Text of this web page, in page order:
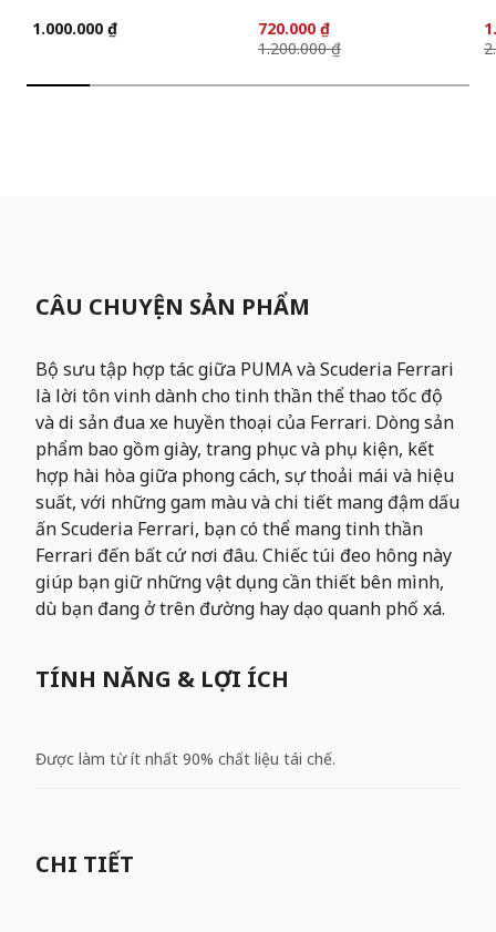
1.000.000 ₫
720.000 ₫
1.200.000 ₫
CÂU CHUYỆN SẢN PHẨM
Bộ sưu tập hợp tác giữa PUMA và Scuderia Ferrari
là lời tôn vinh dành cho tinh thần thể thao tốc độ
và di sản đua xe huyền thoại của Ferrari. Dòng sản
phẩm bao gồm giày, trang phục và phụ kiện, kết
hợp hài hòa giữa phong cách, sự thoải mái và hiệu
suất, với những gam màu và chi tiết mang đậm dấu
ấn Scuderia Ferrari, bạn có thể mang tinh thần
Ferrari đến bất cứ nơi đâu. Chiếc túi đeo hông này
giúp bạn giữ những vật dụng cần thiết bên mình,
dù bạn đang ở trên đường hay dạo quanh phố xá.
TÍNH NĂNG & LỢI ÍCH
Được làm từ ít nhất 90% chất liệu tái chế.
CHI TIẾT